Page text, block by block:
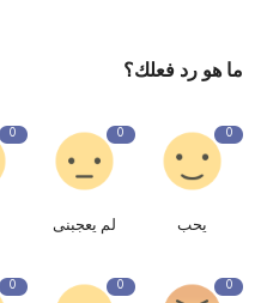
ما هو رد فعلك؟
0
يحب
0
لم يعجبنى
0
0
0
0